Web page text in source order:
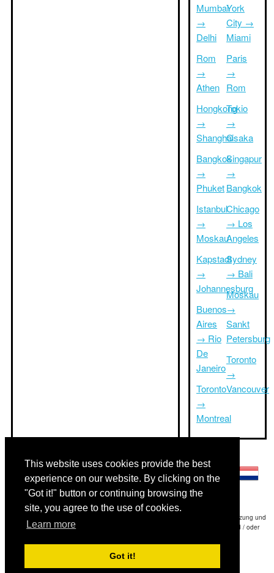
This website uses cookies provide the best
experience on our website. By clicking on the
"Got it!" button or continuing browsing the
site, you agree to the use of cookies.
Learn more
Got it!
Mumbai
→
Delhi
Rom
→
Athen
Hongkong
→
Shanghai
Bangkok
→
Phuket
Istanbul
→
Moskau
Kapstadt
→
Johannesburg
Buenos
Aires
→ Rio
De
Janeiro
Toronto
→
Montreal
York
City →
Miami
Paris
→
Rom
Tokio
→
Osaka
Singapur
→
Bangkok
Chicago
→ Los
Angeles
Sydney
→ Bali
Moskau
→
Sankt
Petersburg
Toronto
→
Vancouver
Haftungsausschluss: Die Informationen auf dieser Website ist unsere beste Schätzung und
für nur Ihre Referenz.Triptimeto.com haftet nicht für jede Reise Verzögerung und / oder